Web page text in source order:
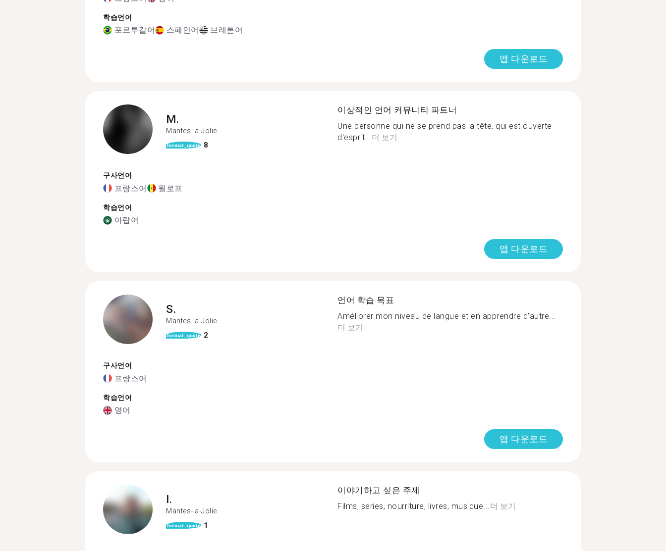
학습언어
포르투갈어 스페인어 브레톤어
앱 다운로드
M.
Mantes-la-Jolie
format_quote 8
구사언어
프랑스어 월로프
학습언어
아랍어
이상적인 언어 커뮤니티 파트너
Une personne qui ne se prend pas la tête, qui est ouverte
d'esprit...더 보기
앱 다운로드
S.
Mantes-la-Jolie
format_quote 2
구사언어
프랑스어
학습언어
영어
언어 학습 목표
Améliorer mon niveau de langue et en apprendre d'autre...
더 보기
앱 다운로드
I.
Mantes-la-Jolie
format_quote 1
이야기하고 싶은 주제
Films, series, nourriture, livres, musique...더 보기